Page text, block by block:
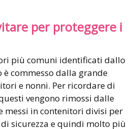
per proteggere i
più comuni identificati dallo
commesso dalla grande
e nonni. Per ricordare di
vengono rimossi dalle
messi in contenitori divisi per
sicurezza e quindi molto più